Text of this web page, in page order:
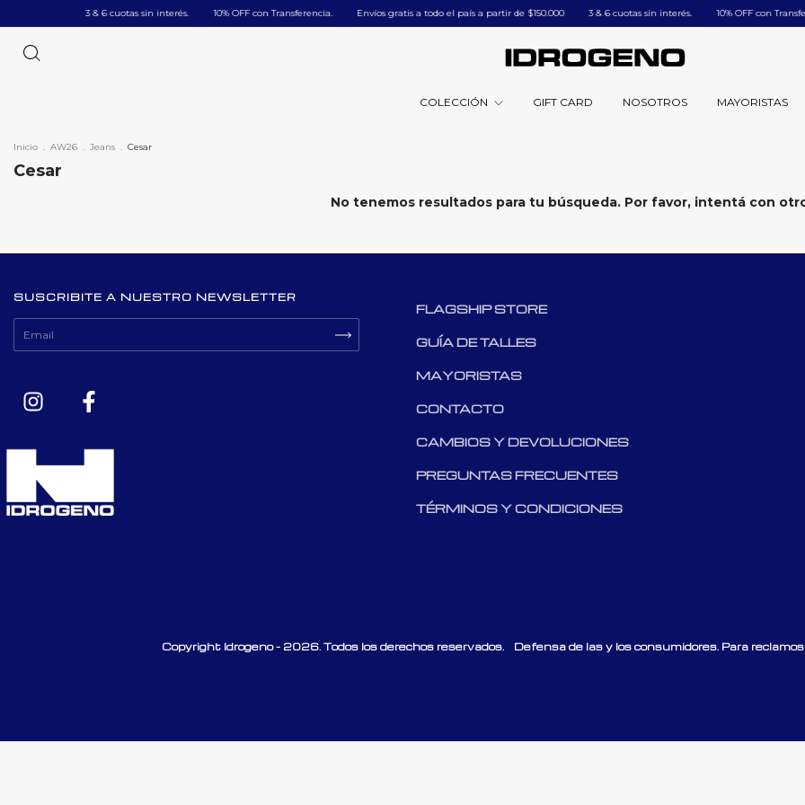
ㅤㅤ3 & 6 cuotas sin interés. ㅤㅤ10% OFF con Transferencia. Envíos gratis a todo el país a partir de $150.000 ㅤㅤ3 & 6 cuotas sin interés. ㅤㅤ10% OFF con
COLECCIÓN GIFT CARD NOSOTROS MAYORISTAS
Inicio . AW26 . Jeans . Cesar
Cesar
No tenemos resultados para tu búsqueda. Por favor, intentá con
SUSCRIBITE A NUESTRO NEWSLETTER
FLAGSHIP STORE
GUÍA DE TALLES
MAYORISTAS
CONTACTO
CAMBIOS Y DEVOLUCIONES
PREGUNTAS FRECUENTES
TÉRMINOS Y CONDICIONES
Copyright Idrogeno - 2026. Todos los derechos reservados. Defensa de las y los consumidores. Para reclamos